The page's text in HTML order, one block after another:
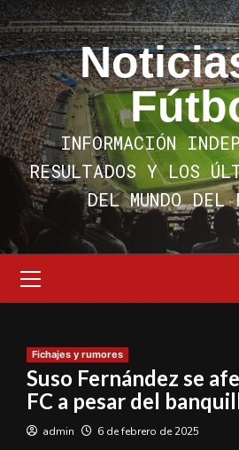
Saltar
al
contenido
INFORMACIÓN
RESULTADOS Y LOS
DEL MUNDO DEL
primario
Fichajes y rumores
Suso Fernández se
FC a pesar del
admin 6 de febrero de 2025